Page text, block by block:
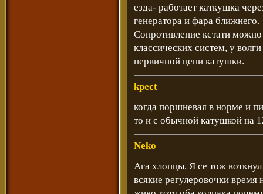
езда- работает каткушка
генератора и фара ближнего.
Сопротивление кстати
классических систем, у
первичной цепи катушки.
kpect
когда поршневая в норме и
то и с обычной катушкой на
Neko
Ага хлопцы. Я се тож
всякие регулеровочки